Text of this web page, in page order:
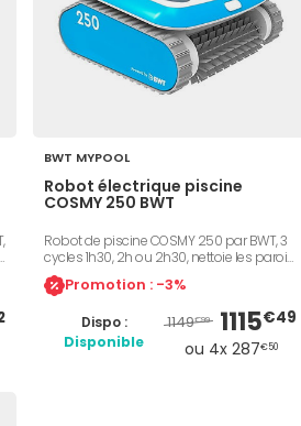
BWT MYPOOL
Robot électrique piscine
COSMY 250 BWT
Robot de piscine COSMY 250 par BWT, 3
cycles 1h30, 2h ou 2h30, nettoie les parois,
fond et ligne d'eau, commande à
distance bluetooth, filtration double
formes et tous revêtements, câble flottant
18m, piscine jusqu'à 12m, poids léger 5,7
Promotion : -3%
Dispo :
Disponible
1149€99 1115€49
ou 4x 287€50